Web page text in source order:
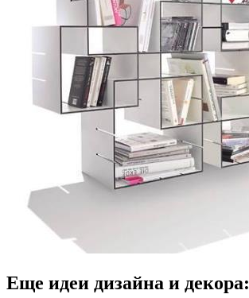
Еще идеи дизайна и декора: